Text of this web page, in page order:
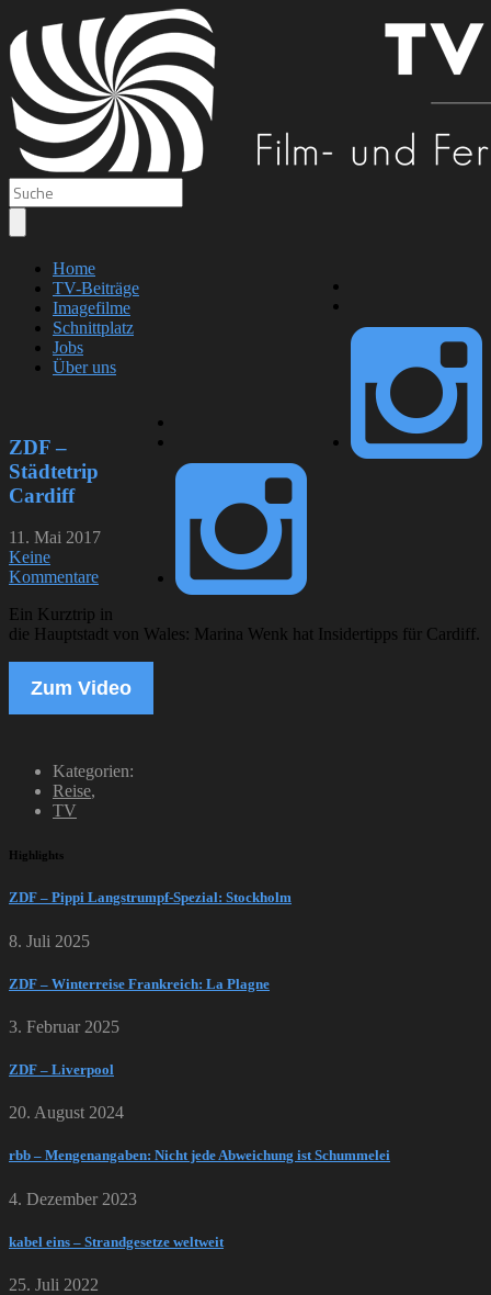
Home
TV-Beiträge
Imagefilme
Schnittplatz
Jobs
Über uns
ZDF –
Städtetrip
Cardiff
11. Mai 2017
Keine
Kommentare
Ein Kurztrip in
die Hauptstadt von Wales: Marina Wenk hat Insidertipps für Cardiff.
Zum Video
Kategorien:
Reise,
TV
Highlights
ZDF – Pippi Langstrumpf-Spezial: Stockholm
8. Juli 2025
ZDF – Winterreise Frankreich: La Plagne
3. Februar 2025
ZDF – Liverpool
20. August 2024
rbb – Mengenangaben: Nicht jede Abweichung ist Schummelei
4. Dezember 2023
kabel eins – Strandgesetze weltweit
25. Juli 2022